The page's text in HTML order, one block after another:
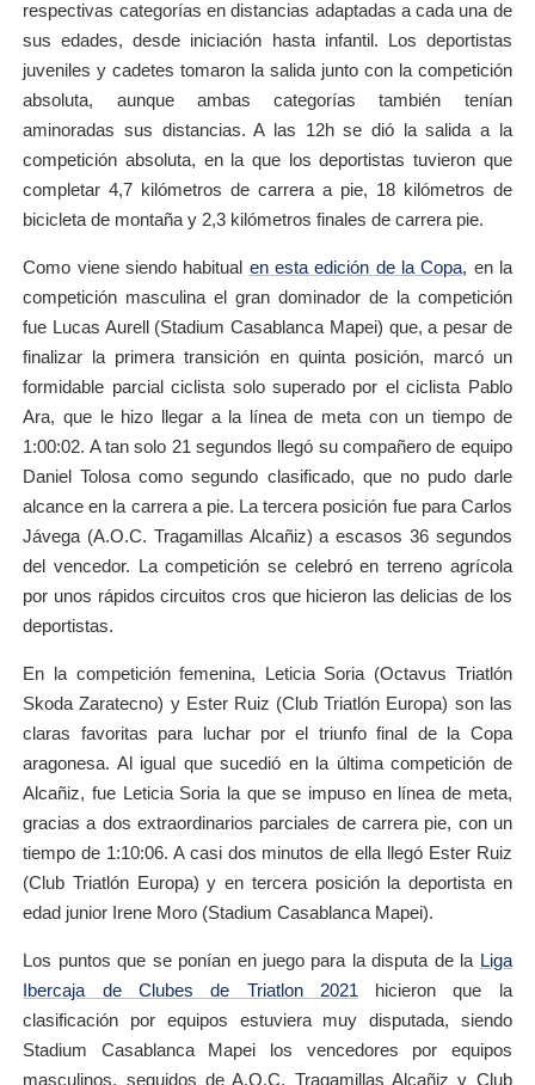
respectivas categorías en distancias adaptadas a cada una de
sus edades, desde iniciación hasta infantil. Los deportistas
juveniles y cadetes tomaron la salida junto con la competición
absoluta, aunque ambas categorías también tenían
aminoradas sus distancias. A las 12h se dió la salida a la
competición absoluta, en la que los deportistas tuvieron que
completar 4,7 kilómetros de carrera a pie, 18 kilómetros de
bicicleta de montaña y 2,3 kilómetros finales de carrera pie.
Como viene siendo habitual en esta edición de la Copa, en la
competición masculina el gran dominador de la competición
fue Lucas Aurell (Stadium Casablanca Mapei) que, a pesar de
finalizar la primera transición en quinta posición, marcó un
formidable parcial ciclista solo superado por el ciclista Pablo
Ara, que le hizo llegar a la línea de meta con un tiempo de
1:00:02. A tan solo 21 segundos llegó su compañero de equipo
Daniel Tolosa como segundo clasificado, que no pudo darle
alcance en la carrera a pie. La tercera posición fue para Carlos
Jávega (A.O.C. Tragamillas Alcañiz) a escasos 36 segundos
del vencedor. La competición se celebró en terreno agrícola
por unos rápidos circuitos cros que hicieron las delicias de los
deportistas.
En la competición femenina, Leticia Soria (Octavus Triatlón
Skoda Zaratecno) y Ester Ruiz (Club Triatlón Europa) son las
claras favoritas para luchar por el triunfo final de la Copa
aragonesa. Al igual que sucedió en la última competición de
Alcañiz, fue Leticia Soria la que se impuso en línea de meta,
gracias a dos extraordinarios parciales de carrera pie, con un
tiempo de 1:10:06. A casi dos minutos de ella llegó Ester Ruiz
(Club Triatlón Europa) y en tercera posición la deportista en
edad junior Irene Moro (Stadium Casablanca Mapei).
Los puntos que se ponían en juego para la disputa de la Liga
Ibercaja de Clubes de Triatlon 2021 hicieron que la
clasificación por equipos estuviera muy disputada, siendo
Stadium Casablanca Mapei los vencedores por equipos
masculinos, seguidos de A.O.C. Tragamillas Alcañiz y Club